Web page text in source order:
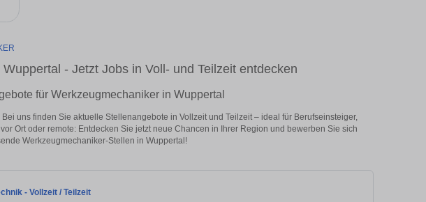
- Jetzt Jobs in Voll- und Teilzeit entdecken
für Werkzeugmechaniker in Wuppertal
uns finden Sie aktuelle Stellenangebote in Vollzeit und Teilzeit – ideal für Berufseinsteiger,
Ort oder remote: Entdecken Sie jetzt neue Chancen in Ihrer Region und bewerben Sie sich
Werkzeugmechaniker-Stellen in Wuppertal!
- Vollzeit / Teilzeit